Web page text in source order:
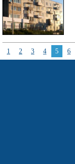
1 2 3 4 5 6